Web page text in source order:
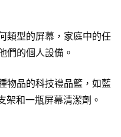
類型的屏幕，家庭中的任
們的個人設備。
物品的科技禮品籃，如藍
架和一瓶屏幕清潔劑。